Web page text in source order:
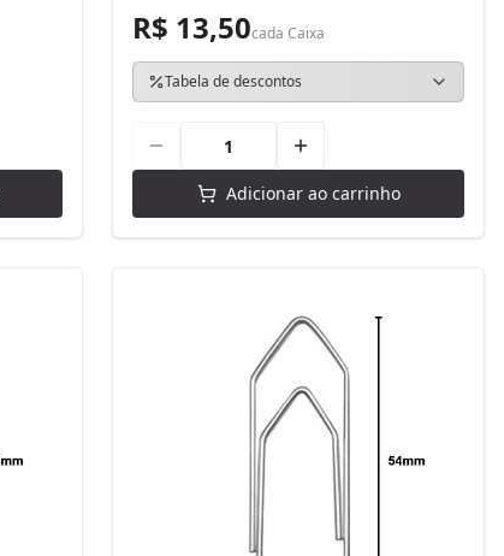
R$ 13,50cada Caixa
Tabela de descontos
Adicionar ao carrinho